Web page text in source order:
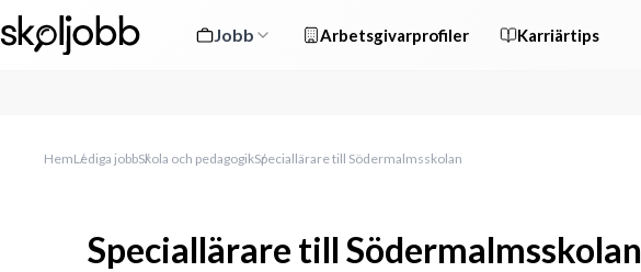
Jobb Arbetsgivarprofiler Karriärtips
HemLediga jobbSkola och pedagogikSpeciallärare till Södermalmsskolan
Speciallärare till Södermalmsskolan